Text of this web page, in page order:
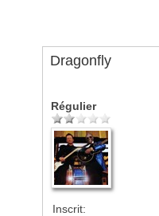
Dragonfly
Régulier
Inscrit: